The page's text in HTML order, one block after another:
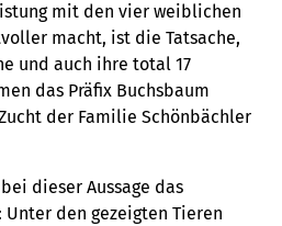
mit den vier weiblichen
macht, ist die Tatsache,
und auch ihre total 17
das Präfix Buchsbaum
der Familie Schönbächler
dieser Aussage das
den gezeigten Tieren